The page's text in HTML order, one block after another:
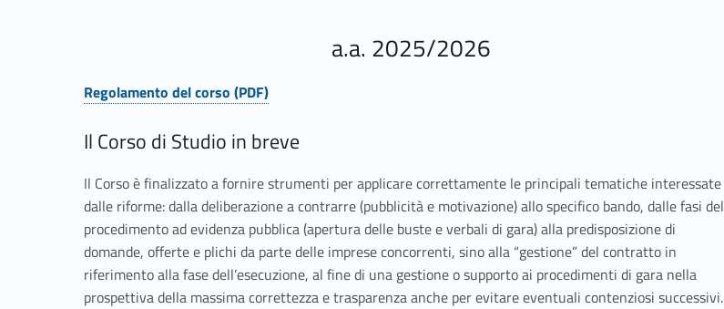
a.a. 2025/2026
Link identifier #identifier__95559-1
Regolamento del corso (PDF)
Il Corso di Studio in breve
Il Corso è finalizzato a fornire strumenti per applicare correttamente le principali tematiche interessate
dalle riforme: dalla deliberazione a contrarre (pubblicità e motivazione) allo specifico bando, dalle fasi del
procedimento ad evidenza pubblica (apertura delle buste e verbali di gara) alla predisposizione di
domande, offerte e plichi da parte delle imprese concorrenti, sino alla “gestione” del contratto in
riferimento alla fase dell’esecuzione, al fine di una gestione o supporto ai procedimenti di gara nella
prospettiva della massima correttezza e trasparenza anche per evitare eventuali contenziosi successivi.